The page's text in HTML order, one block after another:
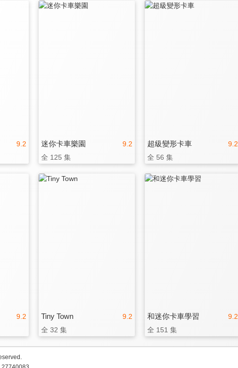
9.2 9.2
迷你卡車樂園
全 125 集
9.2
超級變形卡車
全 56 集
9.2 9.2
Tiny Town
全 32 集
9.2
和迷你卡車學習
全 151 集